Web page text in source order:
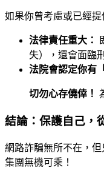
如果你曾考慮或已經
法律責任重大：
失），還會面臨
法院會認定你有
切勿心存僥倖！
結論：保護自己，
網路詐騙無所不在，
集團無機可乘！